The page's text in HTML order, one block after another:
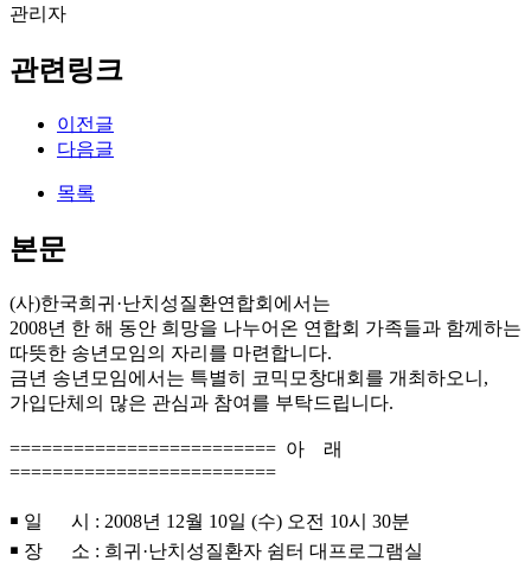
관리자
관련링크
이전글
다음글
목록
본문
(사)한국희귀·난치성질환연합회에서는
2008년 한 해 동안 희망을 나누어온 연합회 가족들과 함께하는
따뜻한 송년모임의 자리를 마련합니다.
금년 송년모임에서는 특별히 코믹모창대회를 개최하오니,
가입단체의 많은 관심과 참여를 부탁드립니다.
========================= 아 래
=========================
￭ 일 시 : 2008년 12월 10일 (수) 오전 10시 30분
￭ 장 소 : 희귀·난치성질환자 쉼터 대프로그램실